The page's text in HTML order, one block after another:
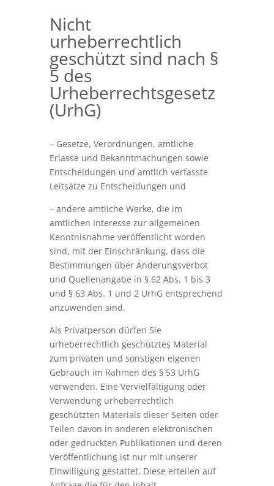
Nicht
urheberrechtlich
geschützt sind nach §
5 des
Urheberrechtsgesetz
(UrhG)
– Gesetze, Verordnungen, amtliche
Erlasse und Bekanntmachungen sowie
Entscheidungen und amtlich verfasste
Leitsätze zu Entscheidungen und
– andere amtliche Werke, die im
amtlichen Interesse zur allgemeinen
Kenntnisnahme veröffentlicht worden
sind, mit der Einschränkung, dass die
Bestimmungen über Änderungsverbot
und Quellenangabe in § 62 Abs. 1 bis 3
und § 63 Abs. 1 und 2 UrhG entsprechend
anzuwenden sind.
Als Privatperson dürfen Sie
urheberrechtlich geschütztes Material
zum privaten und sonstigen eigenen
Gebrauch im Rahmen des § 53 UrhG
verwenden. Eine Vervielfältigung oder
Verwendung urheberrechtlich
geschützten Materials dieser Seiten oder
Teilen davon in anderen elektronischen
oder gedruckten Publikationen und deren
Veröffentlichung ist nur mit unserer
Einwilligung gestattet. Diese erteilen auf